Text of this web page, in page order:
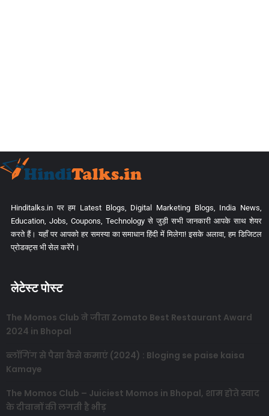
Hinditalks.in पर हम Latest Blogs, Digital Marketing Blogs, India News,
Education, Jobs, Coupons, Technology से जुड़ी सभी जानकारी आपके साथ शेयर
करते हैं। यहाँ पर आपको हर समस्या का समाधान हिंदी में मिलेगा! इसके अलावा, हम डिजिटल
प्रोडक्ट्स भी सेल करेंगे।
लेटेस्ट पोस्ट
The Momos Club ने जीता Zomato Best Restaurant Award
2024 in Bhopal
ब्लॉगिंग से पैसा कैसे कमाएं (2024) : Bloging se paise kaisa
Kamaye
The Momos Club – Juiciest Momos in Bhopal, शाम होते स्वाद
के दीवानों की लगती है भीड़